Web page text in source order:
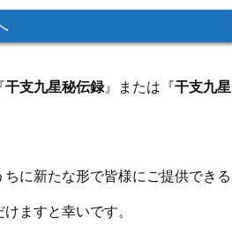
干支九星秘伝録』または『干支九星
に新たな形で皆様にご提供できる
ますと幸いです。